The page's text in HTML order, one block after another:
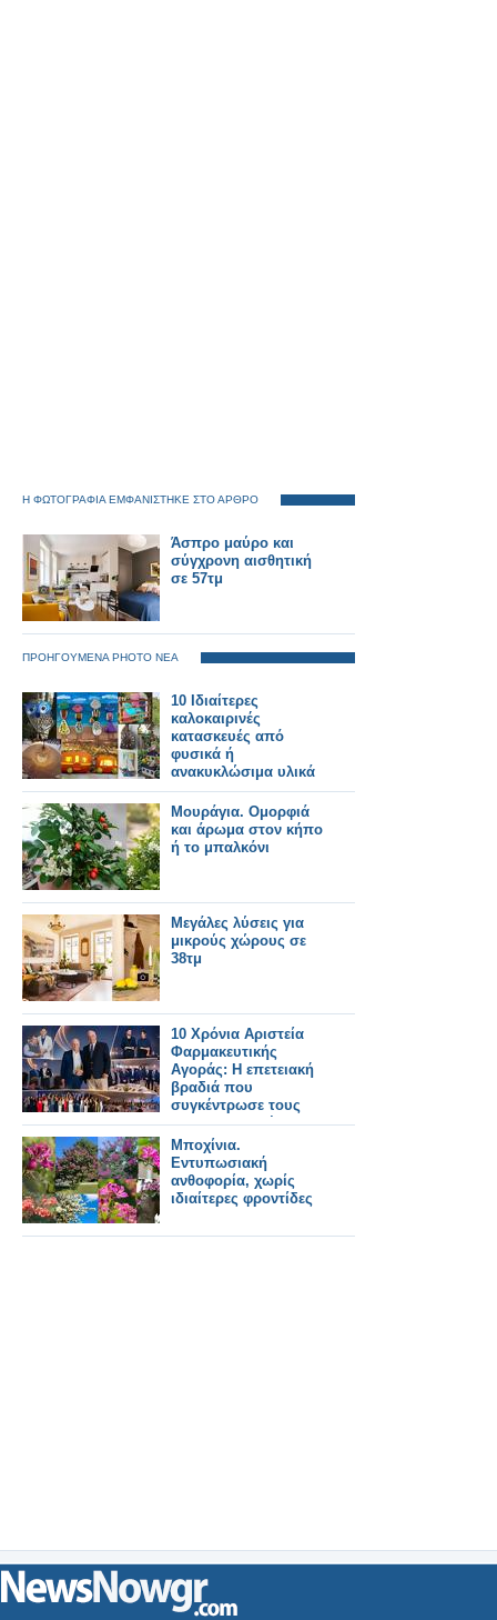
Η ΦΩΤΟΓΡΑΦΙΑ ΕΜΦΑΝΙΣΤΗΚΕ ΣΤΟ ΑΡΘΡΟ
Άσπρο μαύρο και
σύγχρονη αισθητική
σε 57τμ
ΠΡΟΗΓΟΥΜΕΝΑ PHOTO ΝΕΑ
10 Ιδιαίτερες
καλοκαιρινές
κατασκευές από
φυσικά ή
ανακυκλώσιμα υλικά
Μουράγια. Ομορφιά
και άρωμα στον κήπο
ή το μπαλκόνι
Μεγάλες λύσεις για
μικρούς χώρους σε
38τμ
10 Χρόνια Αριστεία
Φαρμακευτικής
Αγοράς: Η επετειακή
βραδιά που
συγκέντρωσε τους
πρωταγωνιστές του
ελληνικού φαρμακείου
Μποχίνια.
Εντυπωσιακή
ανθοφορία, χωρίς
ιδιαίτερες φροντίδες